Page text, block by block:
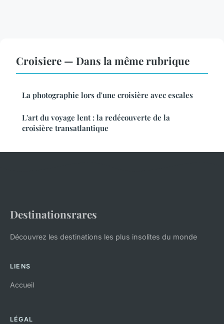
Croisiere — Dans la même rubrique
La photographie lors d'une croisière avec escales
L'art du voyage lent : la redécouverte de la
croisière transatlantique
Destinationsrares
Découvrez les destinations les plus insolites du monde
LIENS
Accueil
LÉGAL